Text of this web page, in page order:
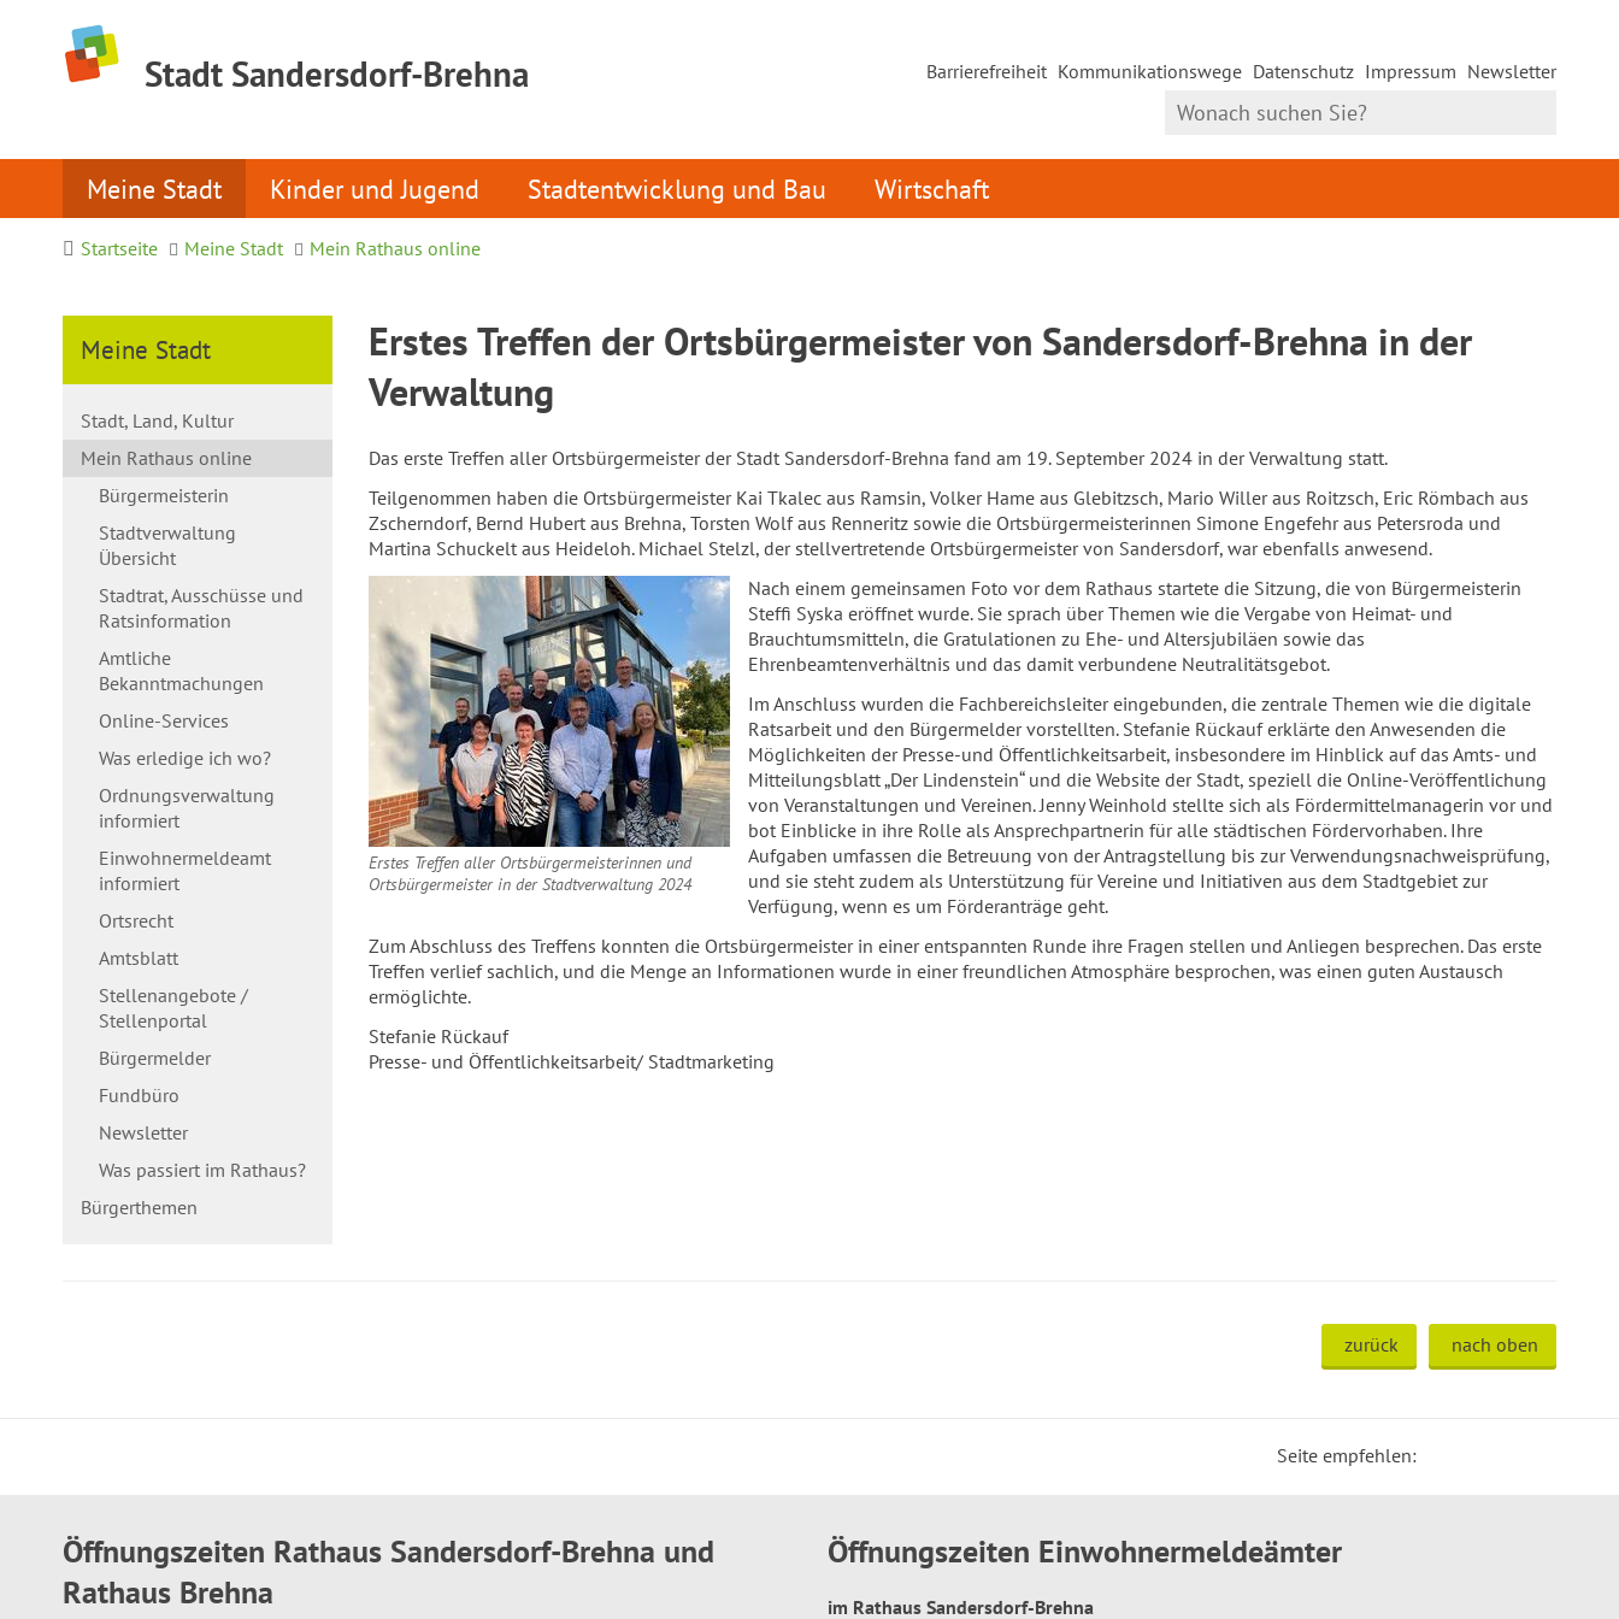
Stadt Sandersdorf-Brehna Barrierefreiheit Kommunikationswege Datenschutz Impressum Newsletter
Meine Stadt Kinder und Jugend Stadtentwicklung und Bau Wirtschaft
Startseite Meine Stadt Mein Rathaus online
Meine Stadt
Stadt, Land, Kultur
Mein Rathaus online
Bürgermeisterin
Stadtverwaltung
Übersicht
Stadtrat, Ausschüsse und
Ratsinformation
Amtliche
Bekanntmachungen
Online-Services
Was erledige ich wo?
Ordnungsverwaltung
informiert
Einwohnermeldeamt
informiert
Ortsrecht
Amtsblatt
Stellenangebote /
Stellenportal
Bürgermelder
Fundbüro
Newsletter
Was passiert im Rathaus?
Bürgerthemen
Erstes Treffen der Ortsbürgermeister von Sandersdorf-Brehna in der
Verwaltung
Das erste Treffen aller Ortsbürgermeister der Stadt Sandersdorf-Brehna fand am 19. September 2024 in der Verwaltung statt.
Teilgenommen haben die Ortsbürgermeister Kai Tkalec aus Ramsin, Volker Hame aus Glebitzsch, Mario Willer aus Roitzsch, Eric Römbach aus
Zscherndorf, Bernd Hubert aus Brehna, Torsten Wolf aus Renneritz sowie die Ortsbürgermeisterinnen Simone Engefehr aus Petersroda und
Martina Schuckelt aus Heideloh. Michael Stelzl, der stellvertretende Ortsbürgermeister von Sandersdorf, war ebenfalls anwesend.
Erstes Treffen aller Ortsbürgermeisterinnen und
Ortsbürgermeister in der Stadtverwaltung 2024
Nach einem gemeinsamen Foto vor dem Rathaus startete die Sitzung, die von Bürgermeisterin
Steffi Syska eröffnet wurde. Sie sprach über Themen wie die Vergabe von Heimat- und
Brauchtumsmitteln, die Gratulationen zu Ehe- und Altersjubiläen sowie das
Ehrenbeamtenverhältnis und das damit verbundene Neutralitätsgebot.
Im Anschluss wurden die Fachbereichsleiter eingebunden, die zentrale Themen wie die digitale
Ratsarbeit und den Bürgermelder vorstellten. Stefanie Rückauf erklärte den Anwesenden die
Möglichkeiten der Presse-und Öffentlichkeitsarbeit, insbesondere im Hinblick auf das Amts- und
Mitteilungsblatt „Der Lindenstein“ und die Website der Stadt, speziell die Online-Veröffentlichung
von Veranstaltungen und Vereinen. Jenny Weinhold stellte sich als Fördermittelmanagerin vor und
bot Einblicke in ihre Rolle als Ansprechpartnerin für alle städtischen Fördervorhaben. Ihre
Aufgaben umfassen die Betreuung von der Antragstellung bis zur Verwendungsnachweisprüfung,
und sie steht zudem als Unterstützung für Vereine und Initiativen aus dem Stadtgebiet zur
Verfügung, wenn es um Förderanträge geht.
Zum Abschluss des Treffens konnten die Ortsbürgermeister in einer entspannten Runde ihre Fragen stellen und Anliegen besprechen. Das erste
Treffen verlief sachlich, und die Menge an Informationen wurde in einer freundlichen Atmosphäre besprochen, was einen guten Austausch
ermöglichte.
Stefanie Rückauf
Presse- und Öffentlichkeitsarbeit/ Stadtmarketing
zurück nach oben
Seite empfehlen:
Öffnungszeiten Rathaus Sandersdorf-Brehna und
Rathaus Brehna
Öffnungszeiten Einwohnermeldeämter
im Rathaus Sandersdorf-Brehna